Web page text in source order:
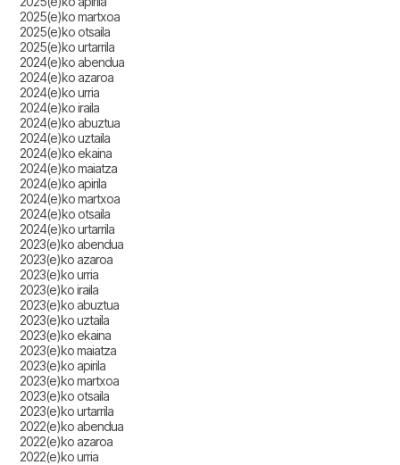
2025(e)ko martxoa
2025(e)ko otsaila
2025(e)ko urtarrila
2024(e)ko abendua
2024(e)ko azaroa
2024(e)ko urria
2024(e)ko iraila
2024(e)ko abuztua
2024(e)ko uztaila
2024(e)ko ekaina
2024(e)ko maiatza
2024(e)ko apirila
2024(e)ko martxoa
2024(e)ko otsaila
2024(e)ko urtarrila
2023(e)ko abendua
2023(e)ko azaroa
2023(e)ko urria
2023(e)ko iraila
2023(e)ko abuztua
2023(e)ko uztaila
2023(e)ko ekaina
2023(e)ko maiatza
2023(e)ko apirila
2023(e)ko martxoa
2023(e)ko otsaila
2023(e)ko urtarrila
2022(e)ko abendua
2022(e)ko azaroa
2022(e)ko urria